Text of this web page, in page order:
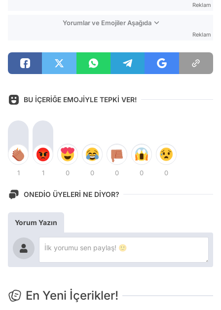
Reklam
Yorumlar ve Emojiler Aşağıda
Reklam
BU İÇERİĞE EMOJİYLE TEPKİ VER!
1 1 0 0 0 0 0
ONEDİO ÜYELERİ NE DİYOR?
Yorum Yazın
En Yeni İçerikler!